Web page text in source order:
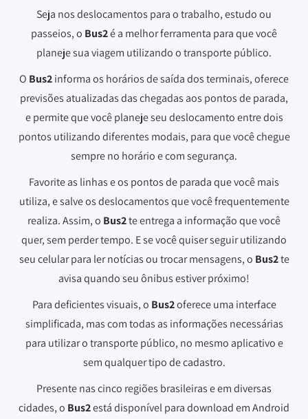
Seja nos deslocamentos para o trabalho, estudo ou
passeios, o Bus2é a melhor ferramenta para que você
planeje sua viagem utilizando o transporte público.
O Bus2informa os horários de saída dos terminais, oferece
previsões atualizadas das chegadas aos pontos de parada,
e permite que você planeje seu deslocamento entre dois
pontos utilizando diferentes modais, para que você chegue
sempre no horário e com segurança.
Favorite as linhas e os pontos de parada que você mais
utiliza, e salve os deslocamentos que você frequentemente
realiza. Assim, o Bus2te entrega a informação que você
quer, sem perder tempo. E se você quiser seguir utilizando
seu celular para ler notícias ou trocar mensagens, o Bus2te
avisa quando seu ônibus estiver próximo!
Para deficientes visuais, o Bus2oferece uma interface
simplificada, mas com todas as informações necessárias
para utilizar o transporte público, no mesmo aplicativo e
sem qualquer tipo de cadastro.
Presente nas cinco regiões brasileiras e em diversas
cidades, o Bus2está disponível para download em Android